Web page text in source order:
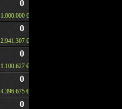
0
1.000.000 €
0
2.941.307 €
0
1.100.627 €
0
4.396.675 €
0